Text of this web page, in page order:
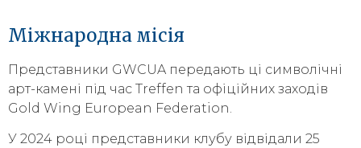
Міжнародна місія
Представники GWCUA передають ці символічні
арт-камені під час Treffen та офіційних заходів
Gold Wing European Federation.
У 2024 році представники клубу відвідали 25